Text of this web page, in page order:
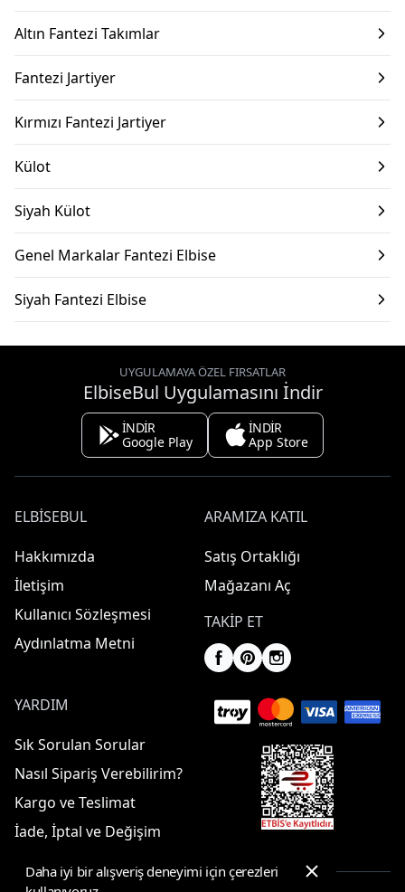
Altın Fantezi Takımlar
Fantezi Jartiyer
Kırmızı Fantezi Jartiyer
Külot
Siyah Külot
Genel Markalar Fantezi Elbise
Siyah Fantezi Elbise
UYGULAMAYA ÖZEL FIRSATLAR
ElbiseBul Uygulamasını İndir
İNDİR
Google Play
İNDİR
App Store
ELBISEBUL
Hakkımızda
İletişim
Kullanıcı Sözleşmesi
Aydınlatma Metni
ARAMIZA KATIL
Satış Ortaklığı
Mağazanı Aç
TAKIP ET
YARDIM
Sık Sorulan Sorular
Nasıl Sipariş Verebilirim?
Kargo ve Teslimat
İade, İptal ve Değişim
Daha iyi bir alışveriş deneyimi için çerezleri